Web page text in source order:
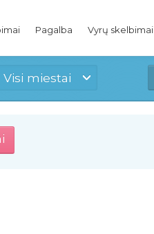
Pagalba Vyrų skelbimai
Visi miestai